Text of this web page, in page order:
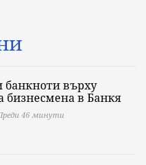
банкноти върху
бизнесмена в Банкя
46 минути